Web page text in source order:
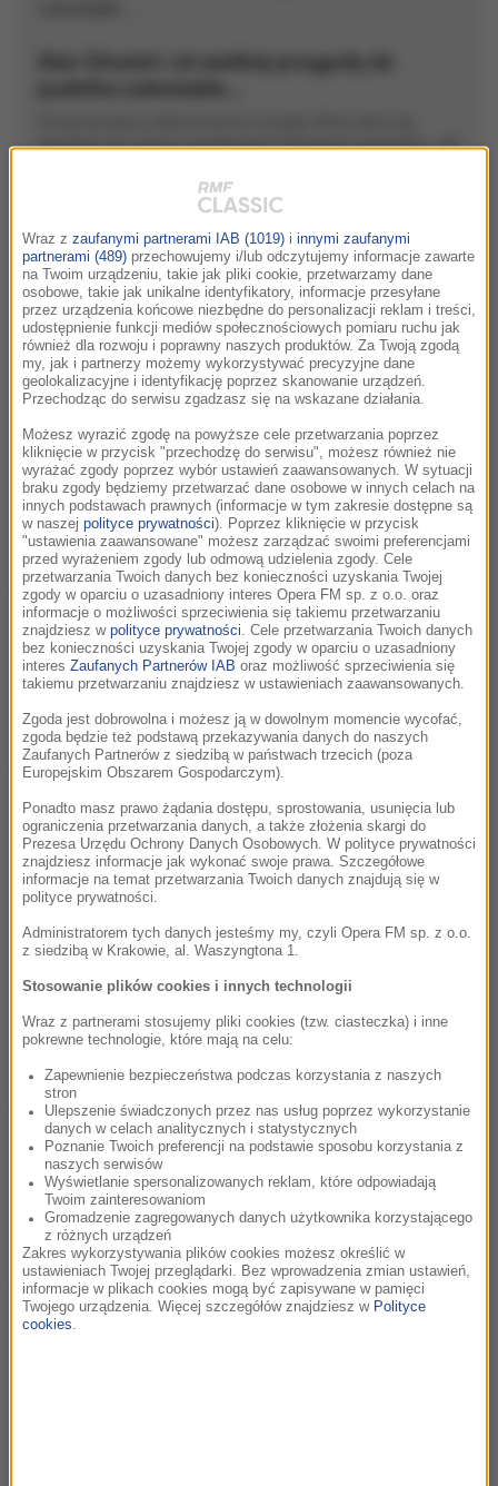
Alan Silvestri: od wielkiej przygody do
nieodłączną częścią największych filmowych opowieści - od
reżyserem, Robertem Zemeckisem stworzyli muzyczne
DNA takich klasyków jak: „Powrót do przyszłości”, „Forrest
Gump” czy „Ekspres polarny”. Ale jego talent docenili też
twórcy kina akcji i fantasy, bo to właśnie on skomponował
epicką muzykę do filmów „Avengers: Endgame” i „Kapitan
Ameryka: Pierwsze starcie”. Jak sam mówi, muzyka filmowa
to „opowiadanie historii bez słów” i on robi to z mistrzowską
intuicją. Posłuchajmy razem muzyki wspaniałego Alana
Silvestriego. Zapraszam! Magda Wojewoda-Mleczko
Odtwórz
00:00
Wycisz
Udostępnij
Wszystkie odcinki podcastu:
James Newton Howard - kameleon świata
muzyki filmowej
21:09
Od ponad czterech dekad jego muzyka towarzyszy
najważniejszym amerykańskim produkcjom - James
Newton Howard to bowiem kompozytor, który potrafi
znakomicie odnaleźć się w każdym możliwym...
Joe Hisaishi – między ciszą a dźwiękiem
Jego muzykę najlepiej znają entuzjaści japońskiego kina
anime. To kompozytor z niezwykłą zdolnością do tworzenia
melodii, które są proste, ale głęboko poruszające. W jego
dziełach...
Alan Silvestri: od wielkiej przygody do
pudełka czekoladek…
42:29
Od ponad pięciu dekad tworzy muzykę, która stała się
przygodowych hitów po wzruszające dramaty. Razem z
reżyserem,...
Michael Giacchino - superbohater filmowej
kompozycji
25:27
Michael Giacchino to jeden z najbardziej rozpoznawalnych
kompozytorów współczesnego Hollywood. Laureat Oscara,
Złotego Globu i kilku nagród Grammy, autor muzyki do
produkcji takich jak...
Alan Menken - Legenda Walta Disneya
To on udźwiękowił najwspanialsze filmy animowane lat 90-
Wraz z zaufanymi partnerami IAB (1019) i innymi zaufanymi
partnerami (489) przechowujemy i/lub odczytujemy informacje zawarte
na Twoim urządzeniu, takie jak pliki cookie, przetwarzamy dane
osobowe, takie jak unikalne identyfikatory, informacje przesyłane
przez urządzenia końcowe niezbędne do personalizacji reklam i treści,
udostępnienie funkcji mediów społecznościowych pomiaru ruchu jak
również dla rozwoju i poprawny naszych produktów. Za Twoją zgodą
my, jak i partnerzy możemy wykorzystywać precyzyjne dane
geolokalizacyjne i identyfikację poprzez skanowanie urządzeń.
Przechodząc do serwisu zgadzasz się na wskazane działania.
Możesz wyrazić zgodę na powyższe cele przetwarzania poprzez
kliknięcie w przycisk "przechodzę do serwisu", możesz również nie
wyrażać zgody poprzez wybór ustawień zaawansowanych. W sytuacji
braku zgody będziemy przetwarzać dane osobowe w innych celach na
innych podstawach prawnych (informacje w tym zakresie dostępne są
w naszej polityce prywatności). Poprzez kliknięcie w przycisk
"ustawienia zaawansowane" możesz zarządzać swoimi preferencjami
przed wyrażeniem zgody lub odmową udzielenia zgody. Cele
przetwarzania Twoich danych bez konieczności uzyskania Twojej
zgody w oparciu o uzasadniony interes Opera FM sp. z o.o. oraz
informacje o możliwości sprzeciwienia się takiemu przetwarzaniu
znajdziesz w polityce prywatności. Cele przetwarzania Twoich danych
bez konieczności uzyskania Twojej zgody w oparciu o uzasadniony
interes Zaufanych Partnerów IAB oraz możliwość sprzeciwienia się
takiemu przetwarzaniu znajdziesz w ustawieniach zaawansowanych.
Zgoda jest dobrowolna i możesz ją w dowolnym momencie wycofać,
zgoda będzie też podstawą przekazywania danych do naszych
Zaufanych Partnerów z siedzibą w państwach trzecich (poza
Europejskim Obszarem Gospodarczym).
Ponadto masz prawo żądania dostępu, sprostowania, usunięcia lub
ograniczenia przetwarzania danych, a także złożenia skargi do
Prezesa Urzędu Ochrony Danych Osobowych. W polityce prywatności
znajdziesz informacje jak wykonać swoje prawa. Szczegółowe
informacje na temat przetwarzania Twoich danych znajdują się w
polityce prywatności.
Administratorem tych danych jesteśmy my, czyli Opera FM sp. z o.o.
z siedzibą w Krakowie, al. Waszyngtona 1.
Stosowanie plików cookies i innych technologii
Wraz z partnerami stosujemy pliki cookies (tzw. ciasteczka) i inne
pokrewne technologie, które mają na celu:
Zapewnienie bezpieczeństwa podczas korzystania z naszych
stron
Ulepszenie świadczonych przez nas usług poprzez wykorzystanie
danych w celach analitycznych i statystycznych
Poznanie Twoich preferencji na podstawie sposobu korzystania z
naszych serwisów
Wyświetlanie spersonalizowanych reklam, które odpowiadają
Twoim zainteresowaniom
Gromadzenie zagregowanych danych użytkownika korzystającego
z różnych urządzeń
Zakres wykorzystywania plików cookies możesz określić w
ustawieniach Twojej przeglądarki. Bez wprowadzenia zmian ustawień,
informacje w plikach cookies mogą być zapisywane w pamięci
Twojego urządzenia. Więcej szczegółów znajdziesz w Polityce
cookies.